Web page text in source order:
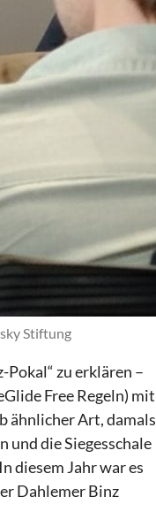
Stiftung
zu erklären –
Free Regeln) mit
ähnlicher Art, damals
und die Siegesschale
diesem Jahr war es
Dahlemer Binz